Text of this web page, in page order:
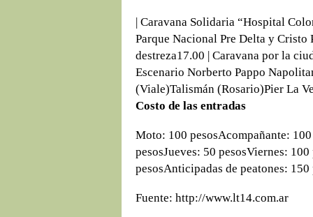
| Caravana Solidaria “Hospital
Parque Nacional Pre Delta y Cristo
destreza17.00 | Caravana por la
Escenario Norberto Pappo
(Viale)Talismán (Rosario)Pier La
Costo de las entradas
Moto: 100 pesosAcompañante:
pesosJueves: 50 pesosViernes:
pesosAnticipadas de peatones: 150
Fuente: http://www.lt14.com.ar